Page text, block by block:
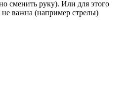
сменить руку). Или для этого
важна (например стрелы)